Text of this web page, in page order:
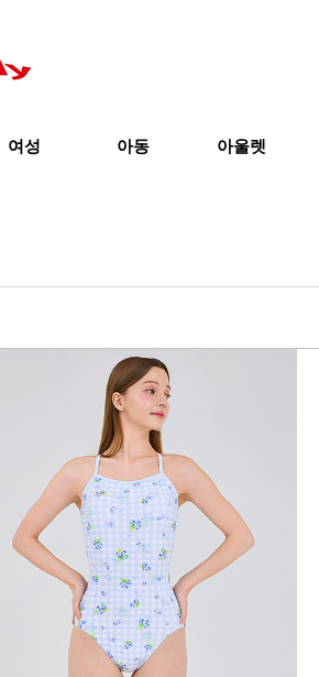
여성 아동 아울렛